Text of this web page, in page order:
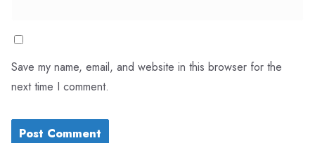
Save my name, email, and website in this browser for the
next time I comment.